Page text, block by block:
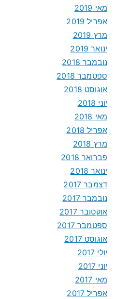
מאי 2019
אפריל 2019
מרץ 2019
ינואר 2019
נובמבר 2018
ספטמבר 2018
אוגוסט 2018
יוני 2018
מאי 2018
אפריל 2018
מרץ 2018
פברואר 2018
ינואר 2018
דצמבר 2017
נובמבר 2017
אוקטובר 2017
ספטמבר 2017
אוגוסט 2017
יולי 2017
יוני 2017
מאי 2017
אפריל 2017